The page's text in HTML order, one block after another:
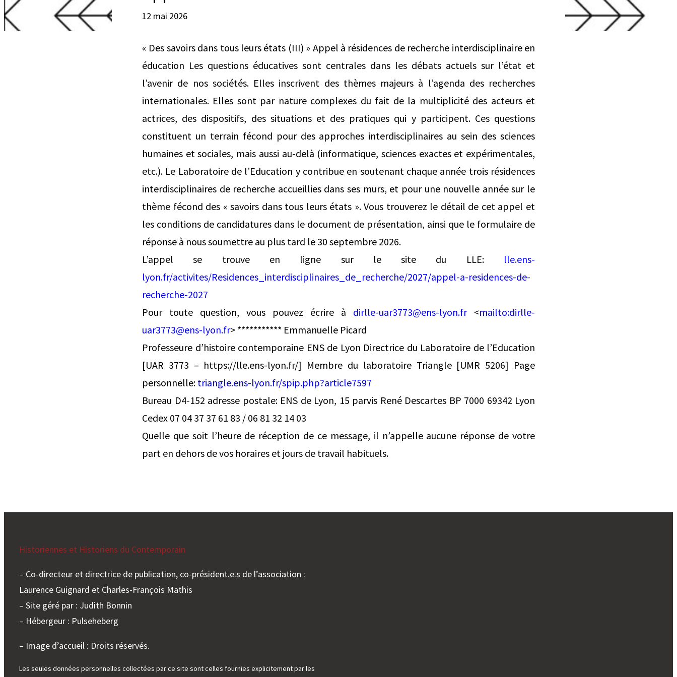
12 mai 2026
« Des savoirs dans tous leurs états (III) » Appel à résidences de recherche interdisciplinaire en
éducation Les questions éducatives sont centrales dans les débats actuels sur l’état et
l’avenir de nos sociétés. Elles inscrivent des thèmes majeurs à l’agenda des recherches
internationales. Elles sont par nature complexes du fait de la multiplicité des acteurs et
actrices, des dispositifs, des situations et des pratiques qui y participent. Ces questions
constituent un terrain fécond pour des approches interdisciplinaires au sein des sciences
humaines et sociales, mais aussi au-delà (informatique, sciences exactes et expérimentales,
etc.). Le Laboratoire de l’Education y contribue en soutenant chaque année trois résidences
interdisciplinaires de recherche accueillies dans ses murs, et pour une nouvelle année sur le
thème fécond des « savoirs dans tous leurs états ». Vous trouverez le détail de cet appel et
les conditions de candidatures dans le document de présentation, ainsi que le formulaire de
réponse à nous soumettre au plus tard le 30 septembre 2026.
L’appel se trouve en ligne sur le site du LLE: lle.ens-
lyon.fr/activites/Residences_interdisciplinaires_de_recherche/2027/appel-a-residences-de-
recherche-2027
Pour toute question, vous pouvez écrire à dirlle-uar3773@ens-lyon.fr<mailto:dirlle-
uar3773@ens-lyon.fr> *********** Emmanuelle Picard
Professeure d’histoire contemporaine ENS de Lyon Directrice du Laboratoire de l’Education
[UAR 3773 – https://lle.ens-lyon.fr/] Membre du laboratoire Triangle [UMR 5206] Page
personnelle: triangle.ens-lyon.fr/spip.php?article7597
Bureau D4-152 adresse postale: ENS de Lyon, 15 parvis René Descartes BP 7000 69342 Lyon
Cedex 07 04 37 37 61 83 / 06 81 32 14 03
Quelle que soit l’heure de réception de ce message, il n’appelle aucune réponse de votre
part en dehors de vos horaires et jours de travail habituels.
Historiennes et Historiens du Contemporain
– Co-directeur et directrice de publication, co-président.e.s de l’association :
Laurence Guignard et Charles-François Mathis
– Site géré par : Judith Bonnin
– Hébergeur : Pulseheberg
– Image d’accueil : Droits réservés.
Les seules données personnelles collectées par ce site sont celles fournies explicitement par les